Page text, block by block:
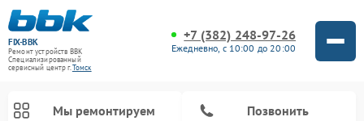
FIX-BBK
Ремонт устройств BBK
Специализированный
cервисный центр г.Томск
+7 (382) 248-97-26
Ежедневно, с 10:00 до 20:00
Мы ремонтируем Позвонить